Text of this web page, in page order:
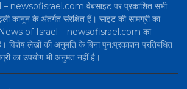
newsofisrael.com वेबसाइट पर प्रकाशित सभी
कानून के अंतर्गत संरक्षित हैं। साइट की सामग्री का
of Israel – newsofisrael.com का
विशेष लेखों की अनुमति के बिना पुन:प्रकाशन प्रतिबंधित
का उपयोग भी अनुमत नहीं है।